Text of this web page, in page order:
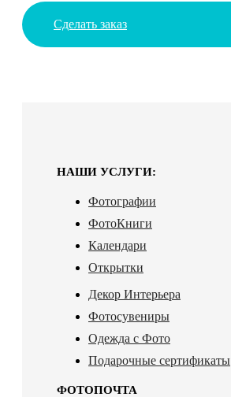
Сделать заказ
НАШИ УСЛУГИ:
Фотографии
ФотоКниги
Календари
Открытки
Декор Интерьера
Фотосувениры
Одежда с Фото
Подарочные сертификаты
ФОТОПОЧТА